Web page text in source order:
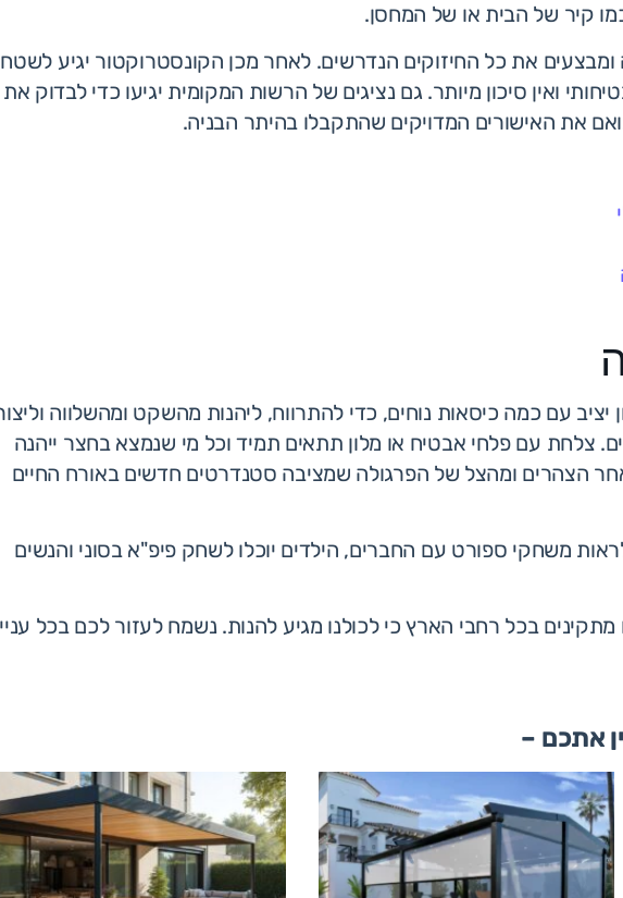
קיר של הבית או של המחסן.
את כל החיזוקים הנדרשים. לאחר מכן הקונסטרוקטור יגיע לשטח
ואין סיכון מיותר. גם נציגים של הרשות המקומית יגיעו כדי לבדוק את
את האישורים המדויקים שהתקבלו בהיתר הבניה.
עם כמה כיסאות נוחים, כדי להתרווח, ליהנות מהשקט ומהשלווה
צלחת עם פלחי אבטיח או מלון תתאים תמיד וכל מי שנמצא בחצר ייהנה
הצהרים ומהצל של הפרגולה שמציבה סטנדרטים חדשים באורח החיים
משחקי ספורט עם החברים, הילדים יוכלו לשחק פיפ"א בסוני והנשים
בכל רחבי הארץ כי לכולנו מגיע להנות. נשמח לעזור לכם בכל
אתכם –